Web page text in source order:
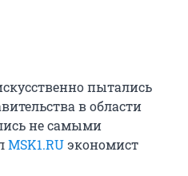
пытались
в области
не самыми
MSK1.RUэкономист